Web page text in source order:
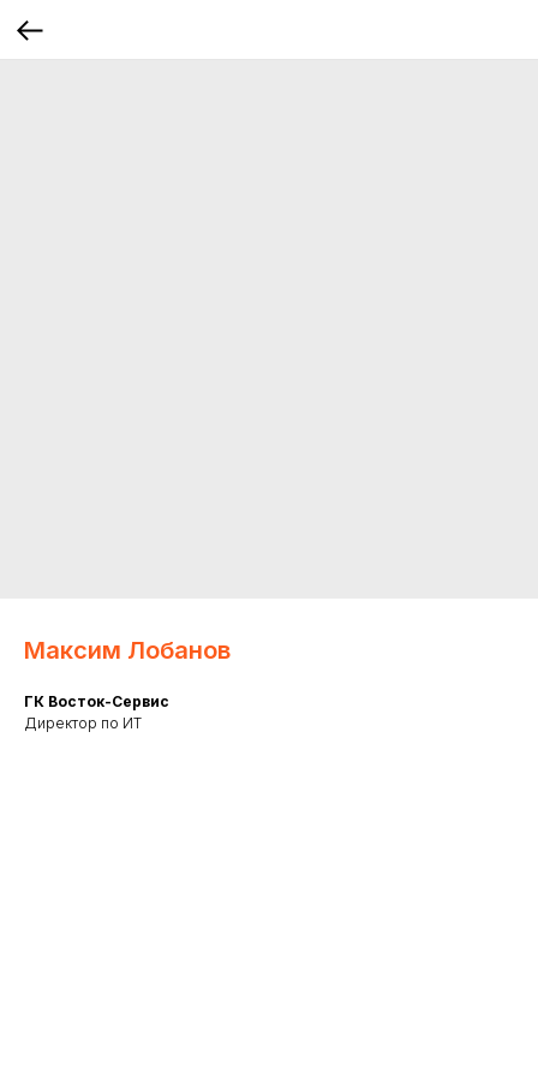
Максим Лобанов
ГК Восток-Сервис
Директор по ИТ